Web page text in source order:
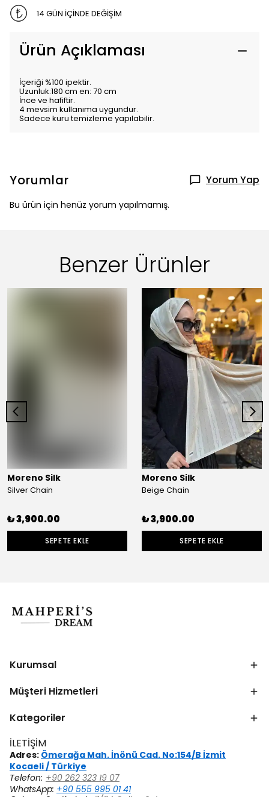
14 GÜN İÇİNDE DEĞİŞİM
Ürün Açıklaması
İçeriği %100 ipektir.
Uzunluk:180 cm en: 70 cm
İnce ve hafiftir.
4 mevsim kullanıma uygundur.
Sadece kuru temizleme yapılabilir.
Yorumlar Yorum Yap
Bu ürün için henüz yorum yapılmamış.
Benzer Ürünler
Moreno Silk
Silver Chain
₺ 3,900.00
SEPETE EKLE
Moreno Silk
Beige Chain
₺ 3,900.00
SEPETE EKLE
Kurumsal
Müşteri Hizmetleri
Kategoriler
İLETİŞİM
Adres: Ömerağa Mah. İnönü Cad. No:154/B İzmit
Kocaeli / Türkiye
Telefon: +90 262 323 19 07
WhatsApp: +90 555 995 01 41